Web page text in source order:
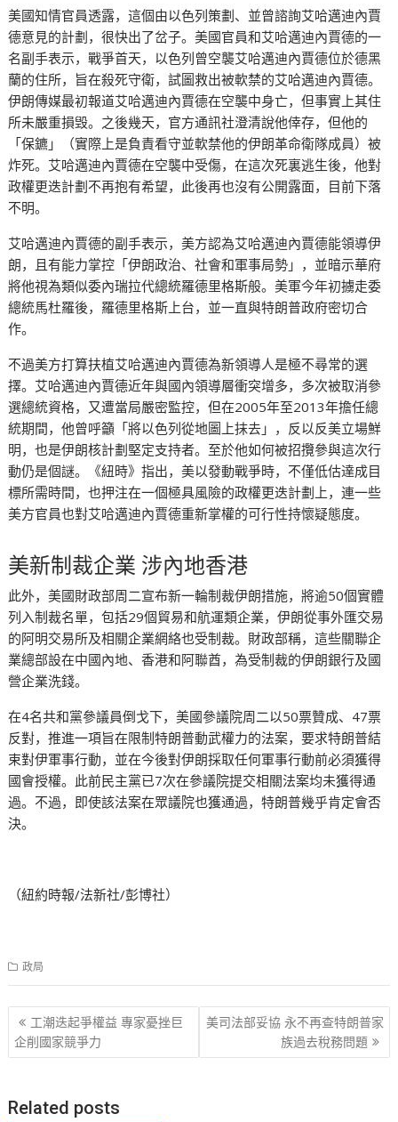
美國知情官員透露，這個由以色列策劃、並曾諮詢艾哈邁迪內賈
德意見的計劃，很快出了岔子。美國官員和艾哈邁迪內賈德的一
名副手表示，戰爭首天，以色列曾空襲艾哈邁迪內賈德位於德黑
蘭的住所，旨在殺死守衛，試圖救出被軟禁的艾哈邁迪內賈德。
伊朗傳媒最初報道艾哈邁迪內賈德在空襲中身亡，但事實上其住
所未嚴重損毁。之後幾天，官方通訊社澄清說他倖存，但他的
「保鑣」（實際上是負責看守並軟禁他的伊朗革命衛隊成員）被
炸死。艾哈邁迪內賈德在空襲中受傷，在這次死裏逃生後，他對
政權更迭計劃不再抱有希望，此後再也沒有公開露面，目前下落
不明。
艾哈邁迪內賈德的副手表示，美方認為艾哈邁迪內賈德能領導伊
朗，且有能力掌控「伊朗政治、社會和軍事局勢」，並暗示華府
將他視為類似委內瑞拉代總統羅德里格斯般。美軍今年初擄走委
總統馬杜羅後，羅德里格斯上台，並一直與特朗普政府密切合
作。
不過美方打算扶植艾哈邁迪內賈德為新領導人是極不尋常的選
擇。艾哈邁迪內賈德近年與國內領導層衝突增多，多次被取消參
選總統資格，又遭當局嚴密監控，但在2005年至2013年擔任總
統期間，他曾呼籲「將以色列從地圖上抹去」，反以反美立場鮮
明，也是伊朗核計劃堅定支持者。至於他如何被招攬參與這次行
動仍是個謎。《紐時》指出，美以發動戰爭時，不僅低估達成目
標所需時間，也押注在一個極具風險的政權更迭計劃上，連一些
美方官員也對艾哈邁迪內賈德重新掌權的可行性持懷疑態度。
美新制裁企業 涉內地香港
此外，美國財政部周二宣布新一輪制裁伊朗措施，將逾50個實體
列入制裁名單，包括29個貿易和航運類企業，伊朗從事外匯交易
的阿明交易所及相關企業網絡也受制裁。財政部稱，這些關聯企
業總部設在中國內地、香港和阿聯酋，為受制裁的伊朗銀行及國
營企業洗錢。
在4名共和黨參議員倒戈下，美國參議院周二以50票贊成、47票
反對，推進一項旨在限制特朗普動武權力的法案，要求特朗普結
束對伊軍事行動，並在今後對伊朗採取任何軍事行動前必須獲得
國會授權。此前民主黨已7次在參議院提交相關法案均未獲得通
過。不過，即使該法案在眾議院也獲通過，特朗普幾乎肯定會否
決。
（紐約時報/法新社/彭博社）
政局
文
章
工潮迭起爭權益 專家憂挫巨
企削國家競爭力
美司法部妥協 永不再查特朗普家
族過去稅務問題
Related posts